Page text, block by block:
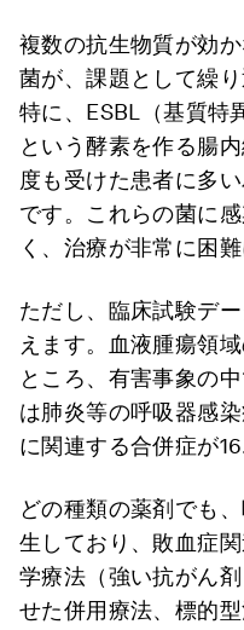
複数の抗生物質が効
菌が、課題として繰
特に、ESBL（基質特
という酵素を作る腸
度も受けた患者に多
です。これらの菌に
く、治療が非常に困難
ただし、臨床試験デ
えます。血液腫瘍領
ところ、有害事象の
は肺炎等の呼吸器感
に関連する合併症が
どの種類の薬剤でも
生しており、敗血症
学療法（強い抗がん
せた併用療法、標的